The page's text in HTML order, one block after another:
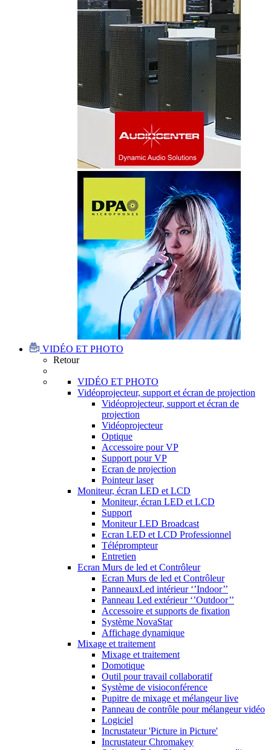
VIDÉO ET PHOTO
Retour
VIDÉO ET PHOTO
Vidéoprojecteur, support et écran de projection
Vidéoprojecteur, support et écran de
projection
Vidéoprojecteur
Optique
Accessoire pour VP
Support pour VP
Ecran de projection
Pointeur laser
Moniteur, écran LED et LCD
Moniteur, écran LED et LCD
Support
Moniteur LED Broadcast
Ecran LED et LCD Professionnel
Téléprompteur
Entretien
Ecran Murs de led et Contrôleur
Ecran Murs de led et Contrôleur
PanneauxLed intérieur ‘’Indoor’’
Panneau Led extérieur ‘’Outdoor’’
Accessoire et supports de fixation
Système NovaStar
Affichage dynamique
Mixage et traitement
Mixage et traitement
Domotique
Outil pour travail collaboratif
Système de visioconférence
Pupitre de mixage et mélangeur live
Panneau de contrôle pour mélangeur vidéo
Logiciel
Incrustateur 'Picture in Picture'
Incrustateur Chromakey